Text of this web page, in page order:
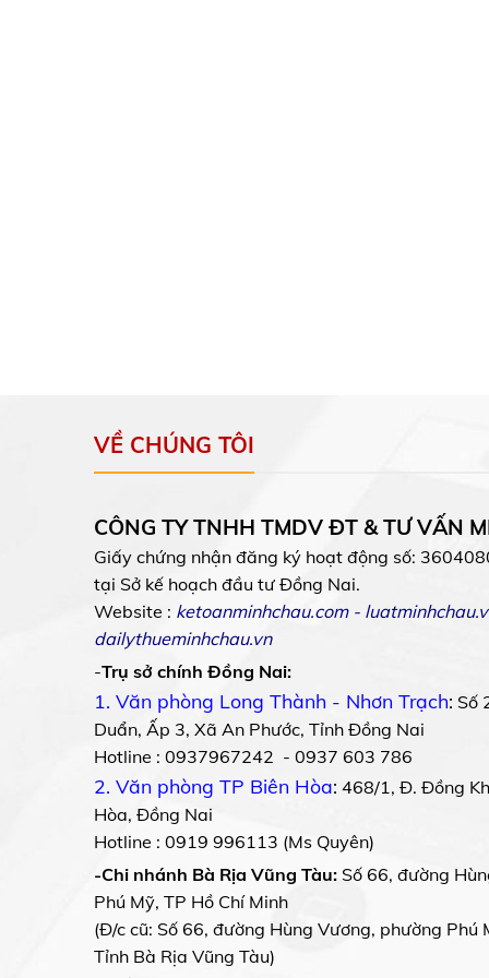
VỀ CHÚNG TÔI
CÔNG TY TNHH TMDV ĐT & TƯ VẤN
Giấy chứng nhận đăng ký hoạt động số:
tại Sở kế hoạch đầu tư Đồng Nai.
Website : ketoanminhchau.com-
dailythueminhchau.vn
-Trụ sở chính Đồng Nai:
1. Văn phòng Long Thành - Nhơn Trạch: Số
Duẩn, Ấp 3, Xã An Phước, Tỉnh Đồng Nai
Hotline : 0937967242 - 0937 603 786
2. Văn phòng TP Biên Hòa: 468/1, Đ. Đồng
Hòa, Đồng Nai
Hotline : 0919 996113 (Ms Quyên)
-Chi nhánh Bà Rịa Vũng Tàu: Số 66, đường
Phú Mỹ, TP Hồ Chí Minh
(Đ/c cũ: Số 66, đường Hùng Vương, phường Phú
Tỉnh Bà Rịa Vũng Tàu)